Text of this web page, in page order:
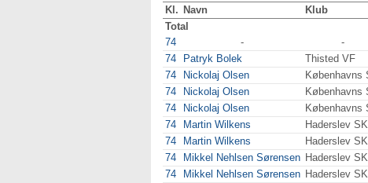
Kl. Navn Klub
Total
74
- -
74
Patryk Bolek Thisted VF
74
Nickolaj Olsen Københavns
74
Nickolaj Olsen Københavns
74
Nickolaj Olsen Københavns
74
Martin Wilkens Haderslev SK
74
Martin Wilkens Haderslev SK
74
Mikkel Nehlsen Sørensen Haderslev SK
74
Mikkel Nehlsen Sørensen Haderslev SK